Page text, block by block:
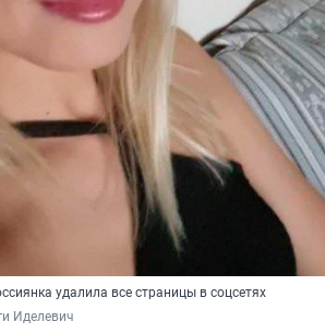
удалила все страницы в соцсетях
Иделевич